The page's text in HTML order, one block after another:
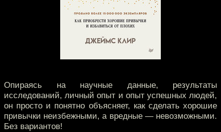
Опираясь на научные данные, результаты
исследований, личный опыт и опыт успешных людей,
он просто и понятно объясняет, как сделать хорошие
привычки неизбежными, а вредные — невозможными.
Без вариантов!